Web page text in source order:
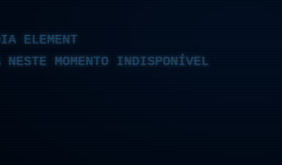
ELEMENT
NESTE MOMENTO INDISPONÍVEL